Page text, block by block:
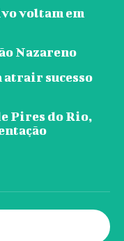
voltam em
Nazareno
atrair sucesso
Pires do Rio,